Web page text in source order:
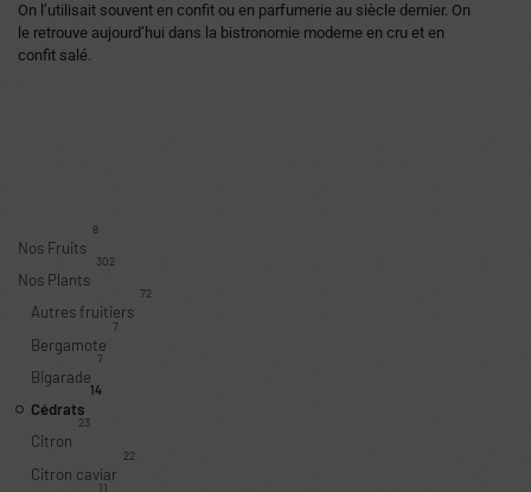
On l’utilisait souvent en confit ou en parfumerie au siècle dernier. On
le retrouve aujourd’hui dans la bistronomie moderne en cru et en
confit salé.
Nos Fruits
8
Nos Plants
302
Autres fruitiers
72
Bergamote
7
Bigarade
7
Cédrats
14
Citron
23
Citron caviar
22
11